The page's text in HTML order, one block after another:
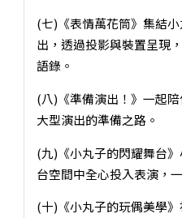
(七)《表情萬花筒》集結
出，透過投影與裝置呈現
語錄。
(八)《準備演出！》一起
大型演出的準備之路。
(九)《小丸子的閃耀舞台
台空間中全心投入表演，
(十)《小丸子的玩偶美學